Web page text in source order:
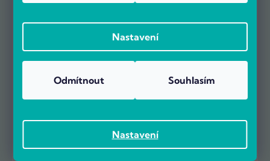
Nastavení
Nastavení
Odmítnout Souhlasím
Obraťte se na naše specialisty, kteří vám rádi pomohou.
Jsme tu pro vás každý den od 9.00 do 16.00
info@pocitarna.cz
ZÁKAZNICKÉ CENTRUM
534 009 009